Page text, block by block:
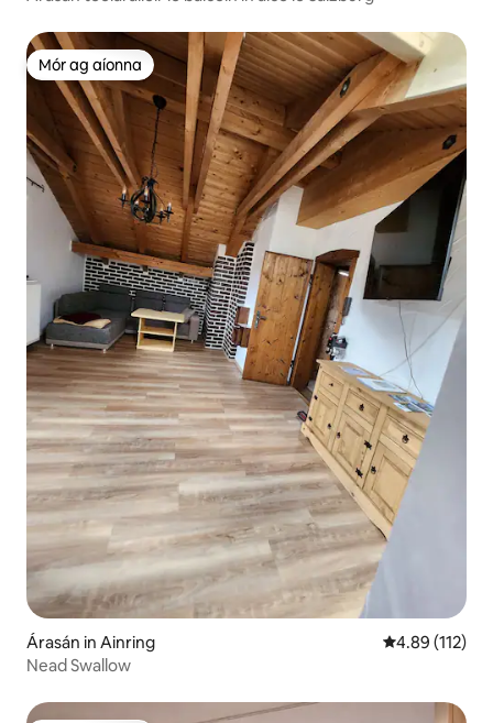
Mór ag aíonna
Mór ag aíonna
Árasán in Ainring Meánrátáil
4.89 (112)
Nead Swallow